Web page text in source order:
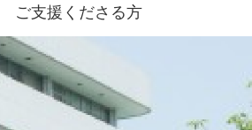
ご支援くださる方